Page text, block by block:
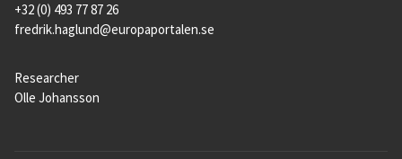
+32 (0) 493 77 87 26
fredrik.haglund@europaportalen.se
Researcher
Olle Johansson